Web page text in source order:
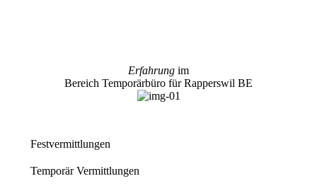
Erfahrung im
Bereich Temporärbüro für Rapperswil BE
Festvermittlungen
Temporär Vermittlungen